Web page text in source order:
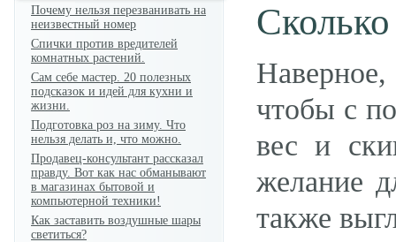
Почему нельзя перезванивать на
неизвестный номер
Спички против вредителей
комнатных растений.
Сам себе мастер. 20 полезных
подсказок и идей для кухни и
жизни.
Подготовка роз на зиму. Что
нельзя делать и, что можно.
Продавец-консультант рассказал
правду. Вот как нас обманывают
в магазинах бытовой и
компьютерной техники!
Как заставить воздушные шары
светиться?
Наверное,
чтобы с
вес и
желание
также